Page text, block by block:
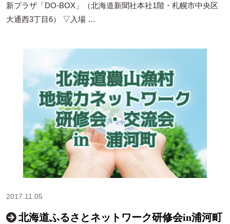
新プラザ「DO-BOX」（北海道新聞社本社1階・札幌市中央区
大通西3丁目6） ▽入場 …
2017.11.05
北海道ふるさとネットワーク研修会in浦河町